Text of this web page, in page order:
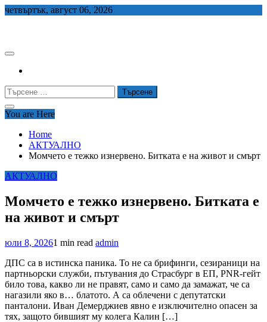
Skip
четвъртък, август 06, 2026
Търсене
за:
You are Here
Home
АКТУАЛНО
Момчето е тежко изнервено. Битката е на живот и смърт
АКТУАЛНО
Момчето е тежко изнервено. Битката е
на живот и смърт
юли 8, 20261 min read admin
ДПС са в истинска паника. То не са брифинги, сезираници на
партньорски служби, пътувания до Страсбург в ЕП, PNR-гейт
било това, какво ли не правят, само и само да замажат, че са
нагазили яко в… блатото. А са облечени с депутатски
панталони. Иван Демерджиев явно е изключително опасен за
тях, защото бившият му колега Калин […]